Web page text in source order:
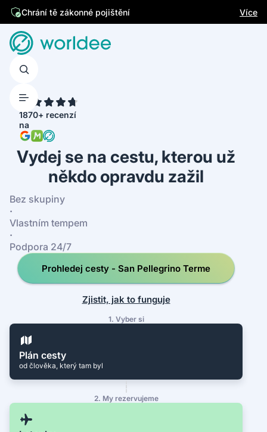
Jsme česká firma Více
1870+ recenzí
na
Vydej se na cestu, kterou už
někdo opravdu zažil
Bez skupiny
·
Vlastním tempem
·
Podpora 24/7
Prohledej cesty - San Pellegrino Terme
Zjistit, jak to funguje
1. Vyber si
Plán cesty
od člověka, který tam byl
2. My rezervujeme